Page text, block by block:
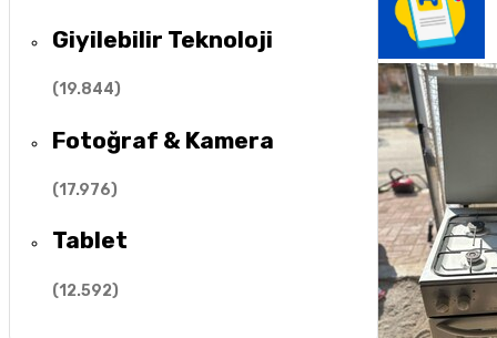
Giyilebilir Teknoloji
(19.844)
Fotoğraf & Kamera
(17.976)
Tablet
(12.592)